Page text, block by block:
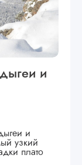
и
и
узкий
плато